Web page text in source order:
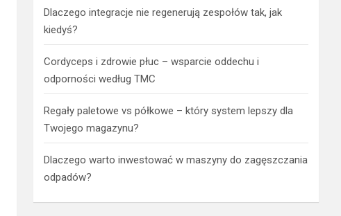
Dlaczego integracje nie regenerują zespołów tak, jak
kiedyś?
Cordyceps i zdrowie płuc – wsparcie oddechu i
odporności według TMC
Regały paletowe vs półkowe – który system lepszy dla
Twojego magazynu?
Dlaczego warto inwestować w maszyny do zagęszczania
odpadów?